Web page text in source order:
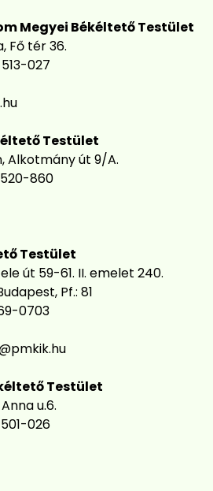
Megyei Békéltető Testület
Fő tér 36.
027
Testület
Alkotmány út 9/A.
860
Testület
út 59-61. II. emelet 240.
Pf.: 81
0703
Testület
u.6.
026